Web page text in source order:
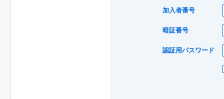
加入者番号
暗証番号
認証用パスワード